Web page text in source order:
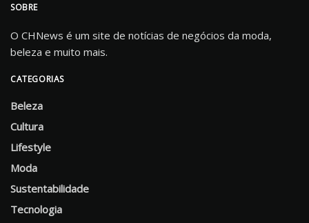
SOBRE
O CHNews é um site de notícias de negócios da moda,
beleza e muito mais.
CATEGORIAS
Beleza
Cultura
Lifestyle
Moda
Sustentabilidade
Tecnologia